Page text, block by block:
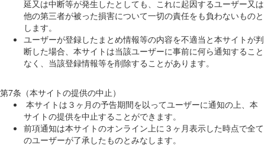
延又は中断等が発生したとしても、これに起因するユーザー又は
他の第三者が被った損害について一切の責任をも負わないものと
します。
ユーザーが登録したまとめ情報等の内容を不適当と本サイトが判
断した場合、本サイトは当該ユーザーに事前に何ら通知すること
なく、当該登録情報等を削除することがあります。
第7条（本サイトの提供の中止）
本サイトは３ヶ月の予告期間を以ってユーザーに通知の上、本
サイトの提供を中止することができます。
前項通知は本サイトのオンライン上に３ヶ月表示した時点で全て
のユーザーが了承したものとみなします。